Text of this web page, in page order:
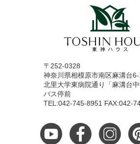
〒252-0328
神奈川県相模原市南区麻溝台
北里大学東病院通り「麻溝台中
バス停前
TEL:042-745-8951 FAX:042-